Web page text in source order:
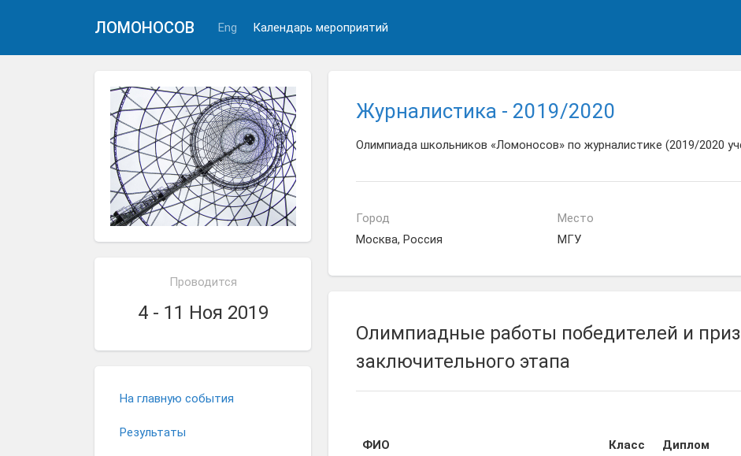
ЛОМОНОСОВ Eng Календарь мероприятий
Проводится
4 - 11 Ноя 2019
На главную события
Результаты
Журналистика - 2019/2020
Олимпиада школьников «Ломоносов» по журналистике (2019/2020
Город
Москва, Россия
Место
МГУ
Олимпиадные работы победителей и
заключительного этапа
ФИО Класс Диплом